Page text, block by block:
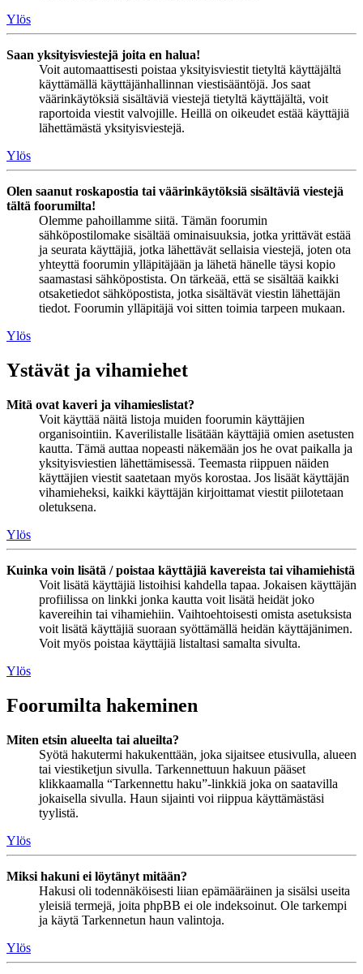
Ylös
Saan yksityisviestejä joita en halua!
Voit automaattisesti poistaa yksityisviestit tietyltä käyttäjältä
käyttämällä käyttäjänhallinnan viestisääntöjä. Jos saat
väärinkäytöksiä sisältäviä viestejä tietyltä käyttäjältä, voit
raportoida viestit valvojille. Heillä on oikeudet estää käyttäjiä
lähettämästä yksityisviestejä.
Ylös
Olen saanut roskapostia tai väärinkäytöksiä sisältäviä viestejä
tältä foorumilta!
Olemme pahoillamme siitä. Tämän foorumin
sähköpostilomake sisältää ominaisuuksia, jotka yrittävät estää
ja seurata käyttäjiä, jotka lähettävät sellaisia viestejä, joten ota
yhteyttä foorumin ylläpitäjään ja lähetä hänelle täysi kopio
saamastasi sähköpostista. On tärkeää, että se sisältää kaikki
otsaketiedot sähköpostista, jotka sisältävät viestin lähettäjän
tiedot. Foorumin ylläpitäjä voi sitten toimia tarpeen mukaan.
Ylös
Ystävät ja vihamiehet
Mitä ovat kaveri ja vihamieslistat?
Voit käyttää näitä listoja muiden foorumin käyttäjien
organisointiin. Kaverilistalle lisätään käyttäjiä omien asetusten
kautta. Tämä auttaa nopeasti näkemään jos he ovat paikalla ja
yksityisviestien lähettämisessä. Teemasta riippuen näiden
käyttäjien viestit saatetaan myös korostaa. Jos lisäät käyttäjän
vihamieheksi, kaikki käyttäjän kirjoittamat viestit piilotetaan
oletuksena.
Ylös
Kuinka voin lisätä / poistaa käyttäjiä kavereista tai vihamiehistä
Voit lisätä käyttäjiä listoihisi kahdella tapaa. Jokaisen käyttäjän
profiilissa on linkki jonka kautta voit lisätä heidät joko
kavereihin tai vihamiehiin. Vaihtoehtoisesti omista asetuksista
voit lisätä käyttäjiä suoraan syöttämällä heidän käyttäjänimen.
Voit myös poistaa käyttäjiä listaltasi samalta sivulta.
Ylös
Foorumilta hakeminen
Miten etsin alueelta tai alueilta?
Syötä hakutermi hakukenttään, joka sijaitsee etusivulla, alueen
tai viestiketjun sivulla. Tarkennettuun hakuun pääset
klikkaamalla “Tarkennettu haku”-linkkiä joka on saatavilla
jokaisella sivulla. Haun sijainti voi riippua käyttämästäsi
tyylistä.
Ylös
Miksi hakuni ei löytänyt mitään?
Hakusi oli todennäköisesti liian epämääräinen ja sisälsi useita
yleisiä termejä, joita phpBB ei ole indeksoinut. Ole tarkempi
ja käytä Tarkennetun haun valintoja.
Ylös